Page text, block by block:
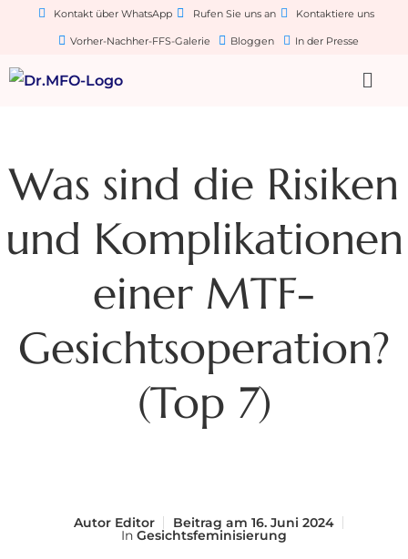
Kontakt über WhatsApp Rufen Sie uns an Kontaktiere uns
Vorher-Nachher-FFS-Galerie Bloggen In der Presse
Was sind die Risiken
und Komplikationen
einer MTF-
Gesichtsoperation?
(Top 7)
Autor Editor Beitrag am 16. Juni 2024
In Gesichtsfeminisierung